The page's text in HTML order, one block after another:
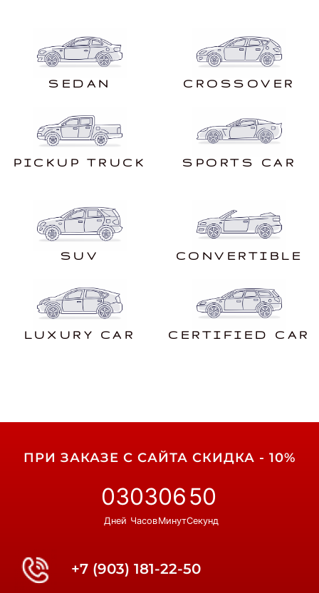
SEDAN CROSSOVER
PICKUP TRUCK SPORTS CAR
SUV CONVERTIBLE
LUXURY CAR CERTIFIED CAR
ПРИ ЗАКАЗЕ С САЙТА СКИДКА - 10%
03
Дней
03
Часов
06
Минут
49
Секунд
+7 (903) 181-22-50